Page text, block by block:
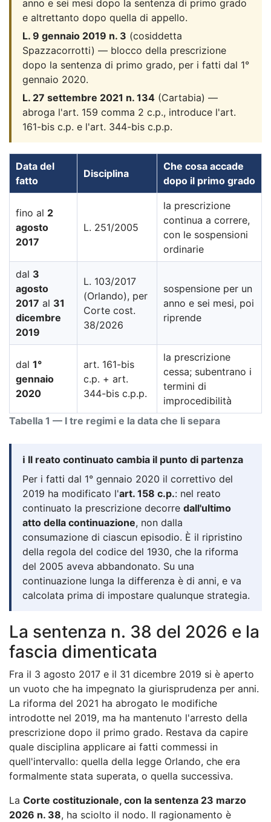
anno e sei mesi dopo la sentenza di primo grado
e altrettanto dopo quella di appello.
L. 9 gennaio 2019 n. 3 (cosiddetta
Spazzacorrotti) — blocco della prescrizione
dopo la sentenza di primo grado, per i fatti dal 1°
gennaio 2020.
L. 27 settembre 2021 n. 134 (Cartabia) —
abroga l'art. 159 comma 2 c.p., introduce l'art.
161-bis c.p. e l'art. 344-bis c.p.p.
Tabella 1 — I tre regimi e la data che li separa
Data del
fatto
Disciplina
Che cosa accade
dopo il primo grado
fino al 2
agosto
2017
L. 251/2005
la prescrizione
continua a correre,
con le sospensioni
ordinarie
dal 3
agosto
2017 al 31
dicembre
2019
L. 103/2017
(Orlando), per
Corte cost.
38/2026
sospensione per un
anno e sei mesi, poi
riprende
dal 1°
gennaio
2020
art. 161-bis
c.p. + art.
344-bis c.p.p.
la prescrizione
cessa; subentrano i
termini di
improcedibilità
ℹ️ Il reato continuato cambia il punto di partenza
Per i fatti dal 1° gennaio 2020 il correttivo del
2019 ha modificato l'art. 158 c.p.: nel reato
continuato la prescrizione decorre dall'ultimo
atto della continuazione, non dalla
consumazione di ciascun episodio. È il ripristino
della regola del codice del 1930, che la riforma
del 2005 aveva abbandonato. Su una
continuazione lunga la differenza è di anni, e va
calcolata prima di impostare qualunque strategia.
La sentenza n. 38 del 2026 e la
fascia dimenticata
Fra il 3 agosto 2017 e il 31 dicembre 2019 si è aperto
un vuoto che ha impegnato la giurisprudenza per anni.
La riforma del 2021 ha abrogato le modifiche
introdotte nel 2019, ma ha mantenuto l'arresto della
prescrizione dopo il primo grado. Restava da capire
quale disciplina applicare ai fatti commessi in
quell'intervallo: quella della legge Orlando, che era
formalmente stata superata, o quella successiva.
La Corte costituzionale, con la sentenza 23 marzo
2026 n. 38, ha sciolto il nodo. Il ragionamento è